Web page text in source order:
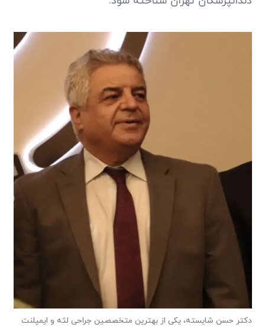
دکتر حسن شایسته، یکی از بهترین متخصصین جراحی لثه و ایمپلنت